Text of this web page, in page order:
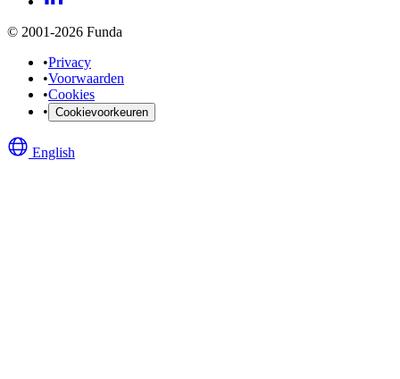
© 2001-2026 Funda
•Privacy
•Voorwaarden
•Cookies
• Cookievoorkeuren
English